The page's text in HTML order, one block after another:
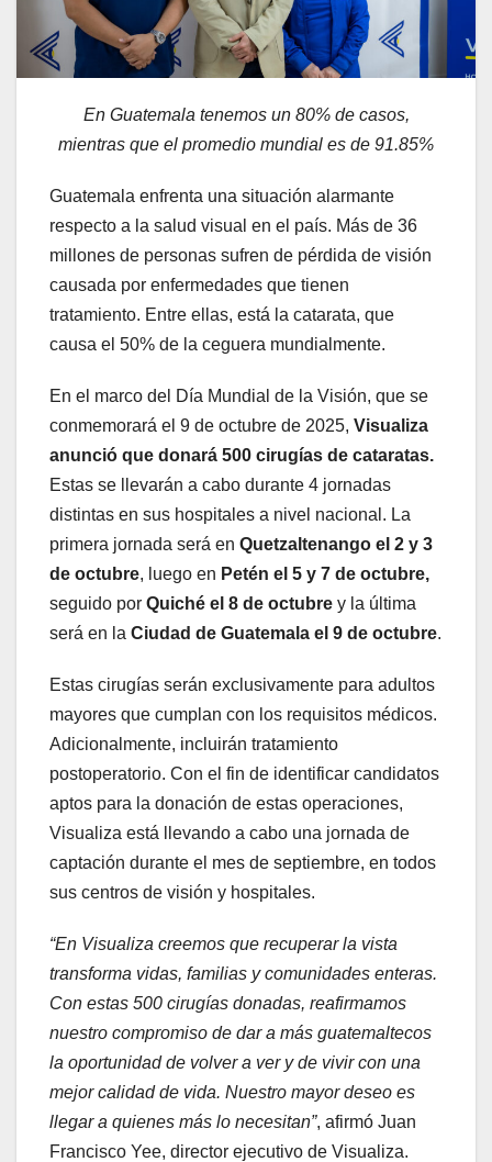
En Guatemala tenemos un 80% de casos,
mientras que el promedio mundial es de 91.85%
Guatemala enfrenta una situación alarmante
respecto a la salud visual en el país. Más de 36
millones de personas sufren de pérdida de visión
causada por enfermedades que tienen
tratamiento. Entre ellas, está la catarata, que
causa el 50% de la ceguera mundialmente.
En el marco del Día Mundial de la Visión, que se
conmemorará el 9 de octubre de 2025, Visualiza
anunció que donará 500 cirugías de cataratas.
Estas se llevarán a cabo durante 4 jornadas
distintas en sus hospitales a nivel nacional. La
primera jornada será en Quetzaltenango el 2 y 3
de octubre, luego en Petén el 5 y 7 de octubre,
seguido por Quiché el 8 de octubre y la última
será en la Ciudad de Guatemala el 9 de octubre.
Estas cirugías serán exclusivamente para adultos
mayores que cumplan con los requisitos médicos.
Adicionalmente, incluirán tratamiento
postoperatorio. Con el fin de identificar candidatos
aptos para la donación de estas operaciones,
Visualiza está llevando a cabo una jornada de
captación durante el mes de septiembre, en todos
sus centros de visión y hospitales.
“En Visualiza creemos que recuperar la vista
transforma vidas, familias y comunidades enteras.
Con estas 500 cirugías donadas, reafirmamos
nuestro compromiso de dar a más guatemaltecos
la oportunidad de volver a ver y de vivir con una
mejor calidad de vida. Nuestro mayor deseo es
llegar a quienes más lo necesitan”, afirmó Juan
Francisco Yee, director ejecutivo de Visualiza.